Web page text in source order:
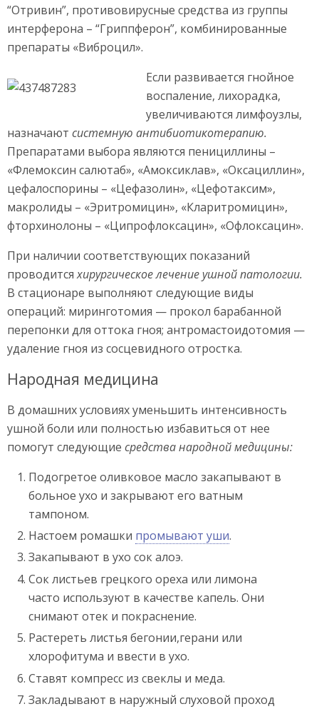
“Отривин”, противовирусные средства из группы
интерферона – “Гриппферон”, комбинированные
препараты «Виброцил».
Если развивается гнойное
воспаление, лихорадка,
увеличиваются лимфоузлы,
назначают системную антибиотикотерапию.
Препаратами выбора являются пенициллины –
«Флемоксин салютаб», «Амоксиклав», «Оксациллин»,
цефалоспорины – «Цефазолин», «Цефотаксим»,
макролиды – «Эритромицин», «Кларитромицин»,
фторхинолоны – «Ципрофлоксацин», «Офлоксацин».
При наличии соответствующих показаний
проводитсяхирургическое лечение ушной патологии.
В стационаре выполняют следующие виды
операций: миринготомия — прокол барабанной
перепонки для оттока гноя; антромастоидотомия —
удаление гноя из сосцевидного отростка.
Народная медицина
В домашних условиях уменьшить интенсивность
ушной боли или полностью избавиться от нее
помогут следующие средства народной медицины:
Подогретое оливковое масло закапывают в
больное ухо и закрывают его ватным
тампоном.
Настоем ромашки промывают уши.
Закапывают в ухо сок алоэ.
Сок листьев грецкого ореха или лимона
часто используют в качестве капель. Они
снимают отек и покраснение.
Растереть листья бегонии,герани или
хлорофитума и ввести в ухо.
Ставят компресс из свеклы и меда.
Закладывают в наружный слуховой проход